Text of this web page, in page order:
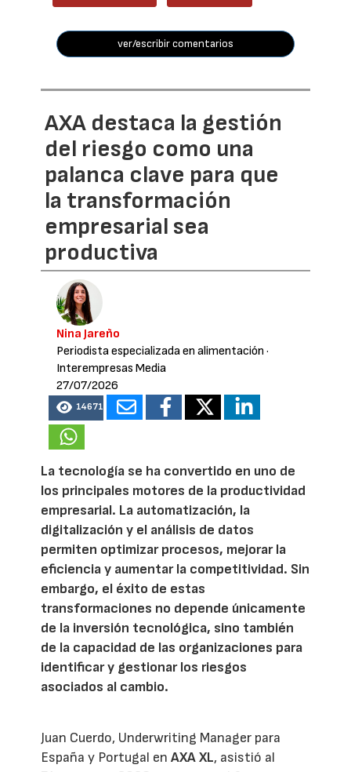
ver/escribir comentarios
AXA destaca la gestión
del riesgo como una
palanca clave para que
la transformación
empresarial sea
productiva
Nina Jareño
Periodista especializada en alimentación ·
Interempresas Media
27/07/2026
14671
La tecnología se ha convertido en uno de
los principales motores de la productividad
empresarial. La automatización, la
digitalización y el análisis de datos
permiten optimizar procesos, mejorar la
eficiencia y aumentar la competitividad. Sin
embargo, el éxito de estas
transformaciones no depende únicamente
de la inversión tecnológica, sino también
de la capacidad de las organizaciones para
identificar y gestionar los riesgos
asociados al cambio.
Juan Cuerdo, Underwriting Manager para
España y Portugal enAXA XL, asistió al